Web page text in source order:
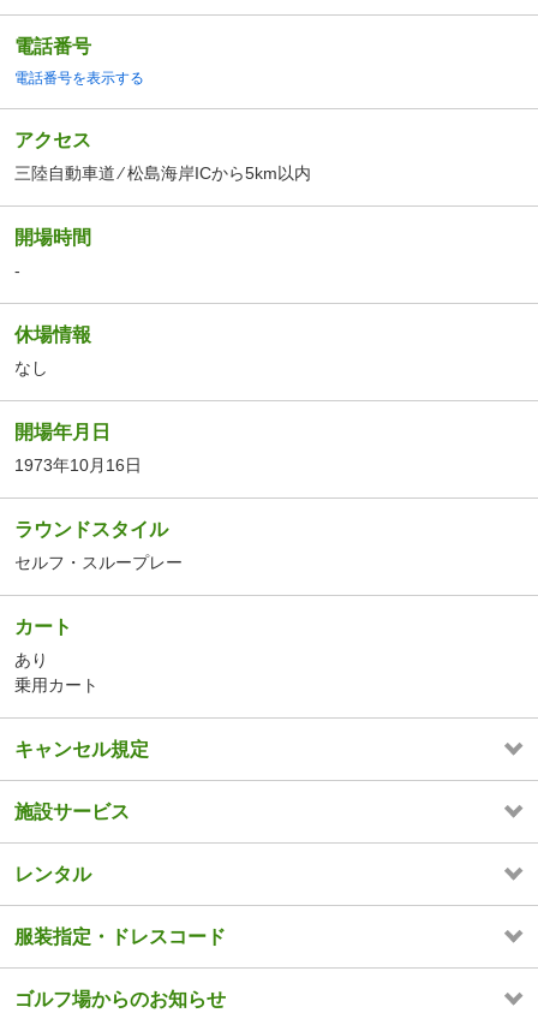
電話番号
電話番号を表示する
アクセス
三陸自動車道 ⁄ 松島海岸ICから5km以内
開場時間
-
休場情報
なし
開場年月日
1973年10月16日
ラウンドスタイル
セルフ・スループレー
カート
あり
乗用カート
キャンセル規定
施設サービス
レンタル
服装指定・ドレスコード
ゴルフ場からのお知らせ